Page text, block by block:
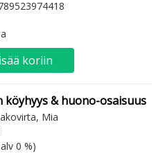
koriin
köyhyys & huono-osaisuus
Mia
hinta hinta
0 %)